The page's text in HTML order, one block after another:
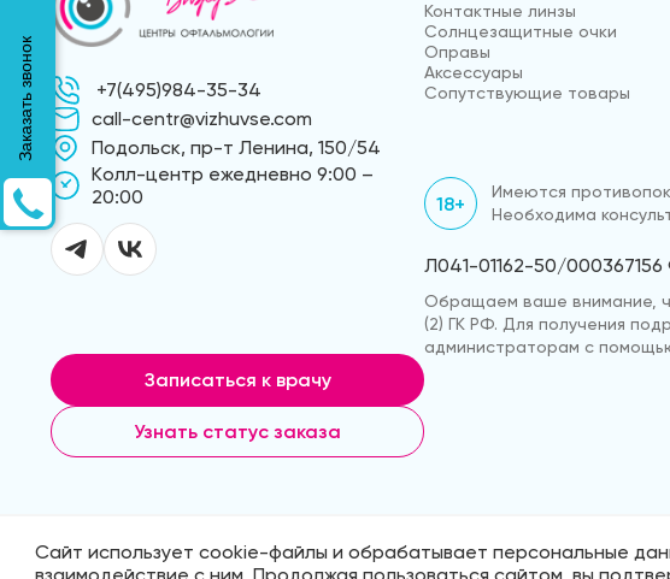
+7(495)984-35-34
call-centr@vizhuvse.com
Подольск, пр-т Ленина, 150/54
Kолл-центр ежедневно 9:00 –
20:00
Записаться к врачу
Узнать статус заказа
Контактные линзы
Солнцезащитные очки
Оправы
Аксессуары
Сопутствующие товары
18+
Имеются
Необходима
Л041-01162-50/
Обращаем ваше внимание,
(2) ГК РФ. Для получения
администраторам с
© 2026 «ВижуВсё» Реквизиты компании
Сайт использует cookie-файлы и обрабатывает персональные
Заказать звонок